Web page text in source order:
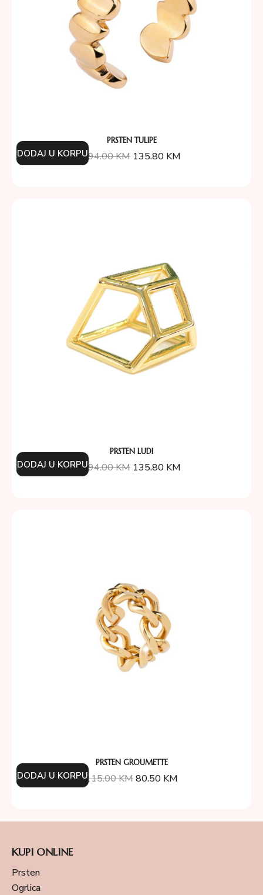
PRSTEN TULIPE
194.00KM 135.80 KM
DODAJ U KORPU
PRSTEN LUDI
194.00KM 135.80 KM
DODAJ U KORPU
PRSTEN GROUMETTE
115.00KM80.50 KM
DODAJ U KORPU
KUPI ONLINE
Prsten
Ogrlica